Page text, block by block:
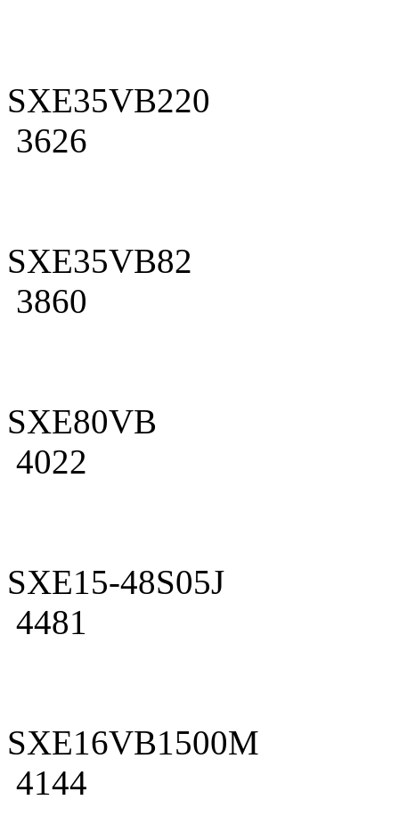
SXE35VB220
3626
SXE35VB82
3860
SXE80VB
4022
SXE15-48S05J
4481
SXE16VB1500M
4144